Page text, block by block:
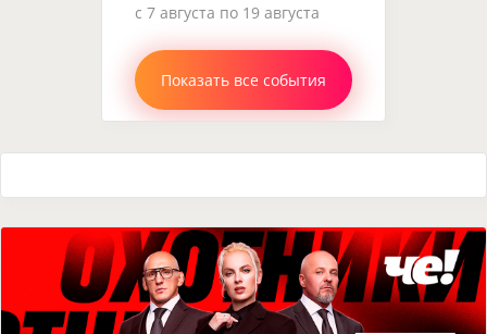
c 7 августа по 19 августа
Показать все события